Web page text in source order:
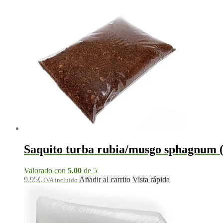
Saquito turba rubia/musgo sphagnum
Valorado con 5.00 de 5
9,95€ IVA incluido Añadir al carrito Vista rápida